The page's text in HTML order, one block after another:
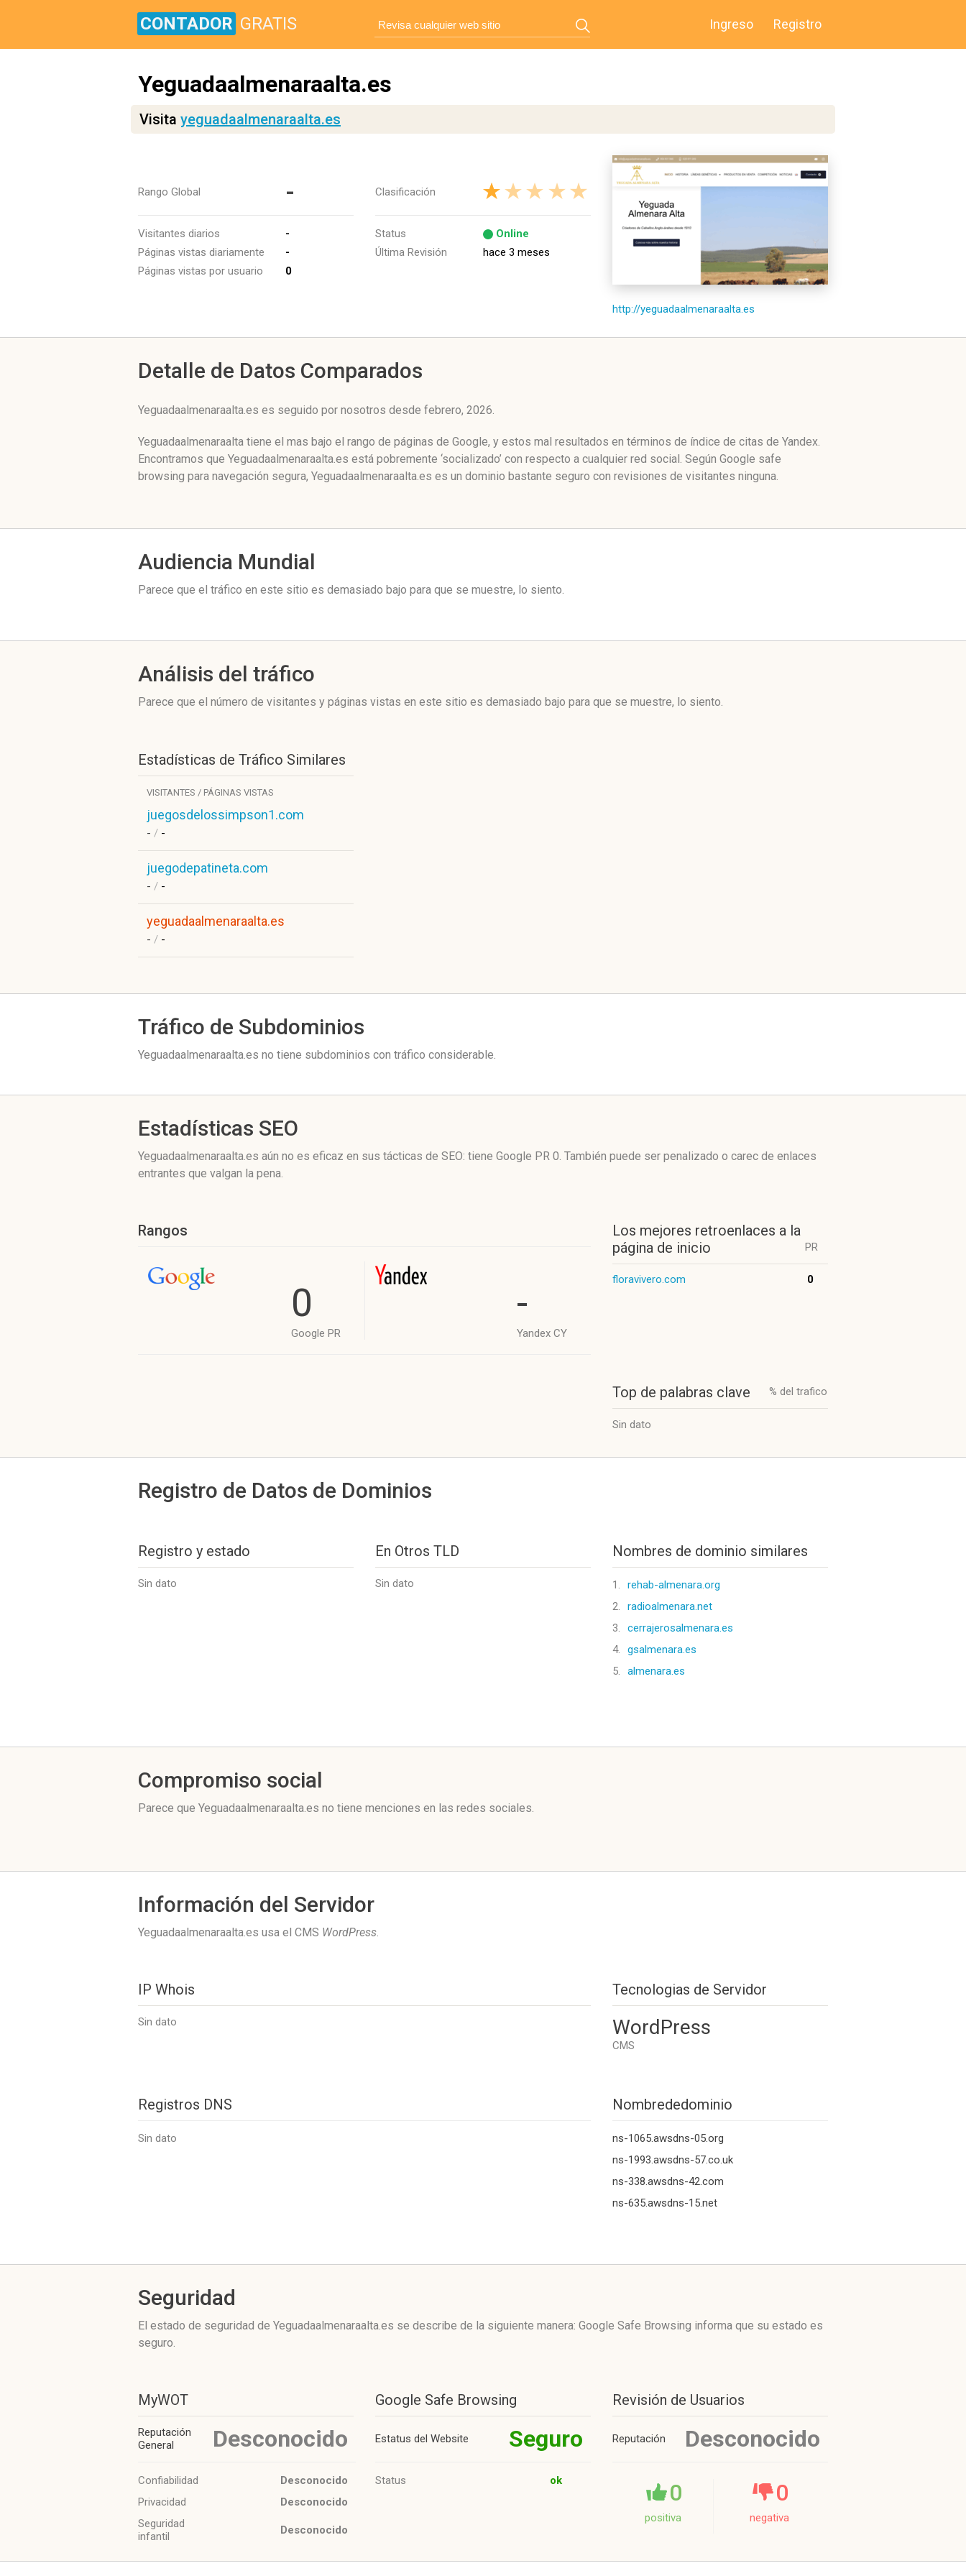
CONTADOR GRATIS Ingreso Registro
Yeguadaalmenaraalta.es
Visita yeguadaalmenaraalta.es
Rango Global -
Visitantes diarios
-
Páginas vistas diariamente
-
Páginas vistas por usuario
0
Clasificación
Status
Online
Última Revisión
hace 3 meses
http://yeguadaalmenaraalta.es
Detalle de Datos Comparados
Yeguadaalmenaraalta.es es seguido por nosotros desde febrero, 2026.
Yeguadaalmenaraalta tiene el mas bajo el rango de páginas de Google, y estos mal resultados en términos de índice de citas de Yandex.
Encontramos que Yeguadaalmenaraalta.es está pobremente ‘socializado’ con respecto a cualquier red social. Según Google safe
browsing para navegación segura, Yeguadaalmenaraalta.es es un dominio bastante seguro con revisiones de visitantes ninguna.
Audiencia Mundial
Parece que el tráfico en este sitio es demasiado bajo para que se muestre, lo siento.
Análisis del tráfico
Parece que el número de visitantes y páginas vistas en este sitio es demasiado bajo para que se muestre, lo siento.
Estadísticas de Tráfico Similares
VISITANTES / PÁGINAS VISTAS
juegosdelossimpson1.com
- / -
juegodepatineta.com
- / -
yeguadaalmenaraalta.es
- / -
Tráfico de Subdominios
Yeguadaalmenaraalta.es no tiene subdominios con tráfico considerable.
Estadísticas SEO
Yeguadaalmenaraalta.es aún no es eficaz en sus tácticas de SEO: tiene Google PR 0. También puede ser penalizado o carec de enlaces
entrantes que valgan la pena.
Rangos
0
Google PR
-
Yandex CY
Los mejores retroenlaces a la
página de inicio
PR
floravivero.com 0
Top de palabras clave % del trafico
Sin dato
Registro de Datos de Dominios
Registro y estado
Sin dato
En Otros TLD
Sin dato
Nombres de dominio similares
1.
rehab-almenara.org
2.
radioalmenara.net
3.
cerrajerosalmenara.es
4.
gsalmenara.es
5.
almenara.es
Compromiso social
Parece que Yeguadaalmenaraalta.es no tiene menciones en las redes sociales.
Información del Servidor
Yeguadaalmenaraalta.es usa el CMS WordPress.
IP Whois
Sin dato
Tecnologias de Servidor
WordPress
CMS
Registros DNS Nombrededominio
ns-1065.awsdns-05.org
ns-1993.awsdns-57.co.uk
ns-338.awsdns-42.com
ns-635.awsdns-15.net
Sin dato
Seguridad
El estado de seguridad de Yeguadaalmenaraalta.es se describe de la siguiente manera: Google Safe Browsing informa que su estado es
seguro.
MyWOT
Reputación
General
Desconocido
Confiabilidad
Desconocido
Privacidad
Desconocido
Seguridad
infantil
Desconocido
Google Safe Browsing
Estatus del Website Seguro
Status ok
Revisión de Usuarios
Reputación
Desconocido
0
positiva
0
negativa